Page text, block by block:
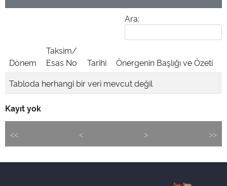
Ara:
Dönem
Taksim/
Esas No
Tarihi
Önergenin Başlığı ve Özeti
Tabloda herhangi bir veri mevcut değil
Kayıt yok
<< < > >>